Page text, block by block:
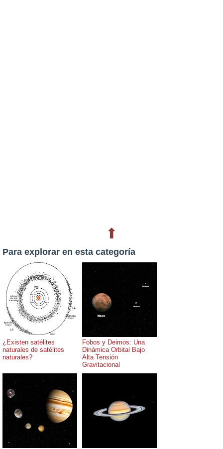
⬆
Para explorar en esta categoría
¿Existen satélites
naturales de satélites
naturales?
Fobos y Deimos: Una
Dinámica Orbital Bajo
Alta Tensión
Gravitacional